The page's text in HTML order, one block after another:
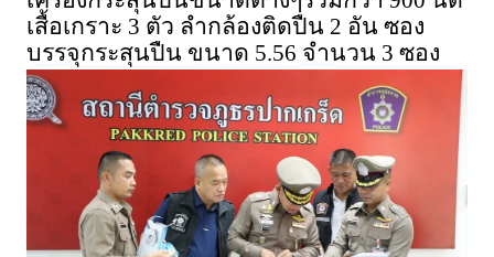
เสื้อเกราะ 3 ตัว ลำกล้องติดปืน 2 อัน ซอง
บรรจุกระสุนปืน ขนาด 5.56 จำนวน 3 ซอง